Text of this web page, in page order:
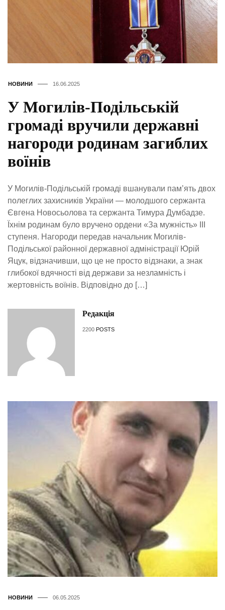
НОВИНИ 16.06.2025
У Могилів-Подільській
громаді вручили державні
нагороди родинам загиблих
воїнів
У Могилів-Подільській громаді вшанували пам’ять двох
полеглих захисників України — молодшого сержанта
Євгена Новосьолова та сержанта Тимура Думбадзе.
Їхнім родинам було вручено ордени «За мужність» ІІІ
ступеня. Нагороди передав начальник Могилів-
Подільської районної державної адміністрації Юрій
Яцук, відзначивши, що це не просто відзнаки, а знак
глибокої вдячності від держави за незламність і
жертовність воїнів. Відповідно до […]
Редакція
2200 POSTS
НОВИНИ 06.05.2025